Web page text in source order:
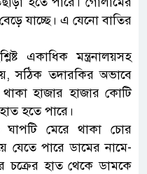
যাচ্ছে। এ যেনো বাতির
একাধিক মন্ত্রনালয়সহ
সঠিক তদারকির অভাবে
হাজার হাজার কোটি
হতে পারে।
ঘাপটি মেরে থাকা চোর
যেতে পারে ডামের নামে-
চক্রের হাত থেকে ডামকে